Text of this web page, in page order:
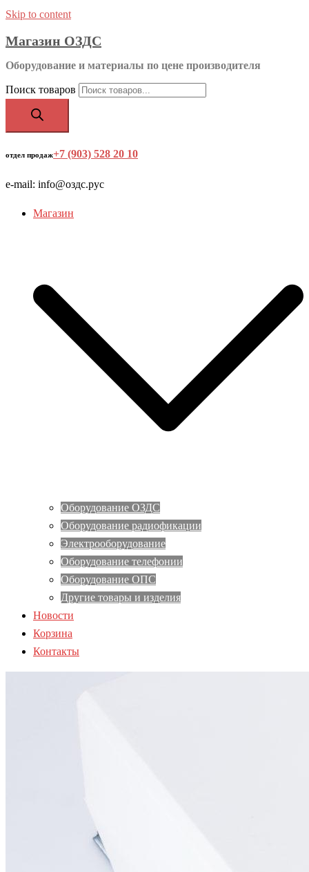
Skip to content
Магазин ОЗДС
Оборудование и материалы по цене производителя
Поиск товаров
отдел продаж+7 (903) 528 20 10
e-mail: info@оздс.рус
Магазин
Оборудование ОЗДС
Оборудование радиофикации
Электрооборудование
Оборудование телефонии
Оборудование ОПС
Другие товары и изделия
Новости
Корзина
Контакты